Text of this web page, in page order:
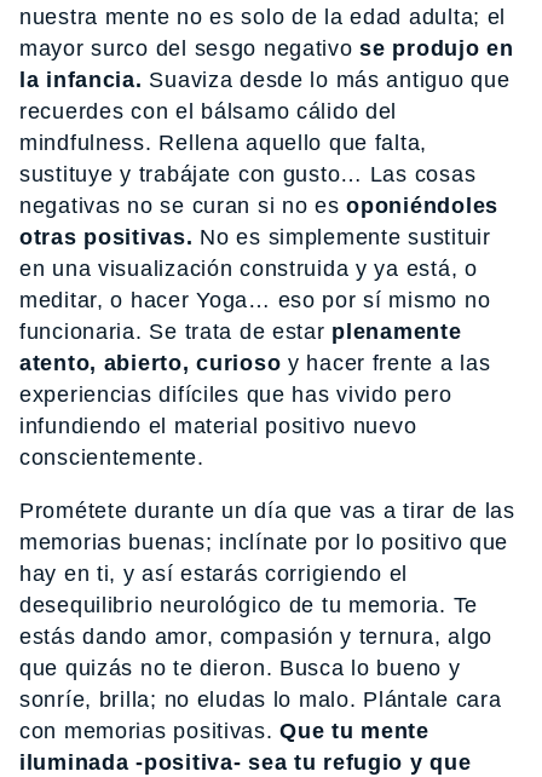
nuestra mente no es solo de la edad adulta; el
mayor surco del sesgo negativose produjo en
la infancia. Suaviza desde lo más antiguo que
recuerdes con el bálsamo cálido del
mindfulness. Rellena aquello que falta,
sustituye y trabájate con gusto… Las cosas
negativas no se curan si no esoponiéndoles
otras positivas. No es simplemente sustituir
en una visualización construida y ya está, o
meditar, o hacer Yoga… eso por sí mismo no
funcionaria. Se trata de estar plenamente
atento, abierto, curioso y hacer frente a las
experiencias difíciles que has vivido pero
infundiendo el material positivo nuevo
conscientemente.
Prométete durante un día que vas a tirar de las
memorias buenas; inclínate por lo positivo que
hay en ti, y así estarás corrigiendo el
desequilibrio neurológico de tu memoria. Te
estás dando amor, compasión y ternura, algo
que quizás no te dieron. Busca lo bueno y
sonríe, brilla; no eludas lo malo. Plántale cara
con memorias positivas. Que tu mente
iluminada -positiva- sea tu refugio y que